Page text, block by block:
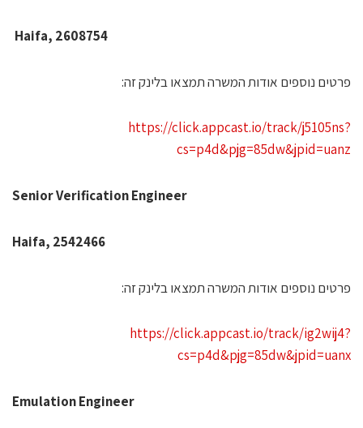
Haifa, 2608754
נוספים אודות המשרה תמצאו בלינק זה:
https://click.appcast.io/track/
Senior Verification Engineer
2542466 ,Haifa
נוספים אודות המשרה תמצאו בלינק זה:
https://click.appcast.io/track/
Emulation Engineer